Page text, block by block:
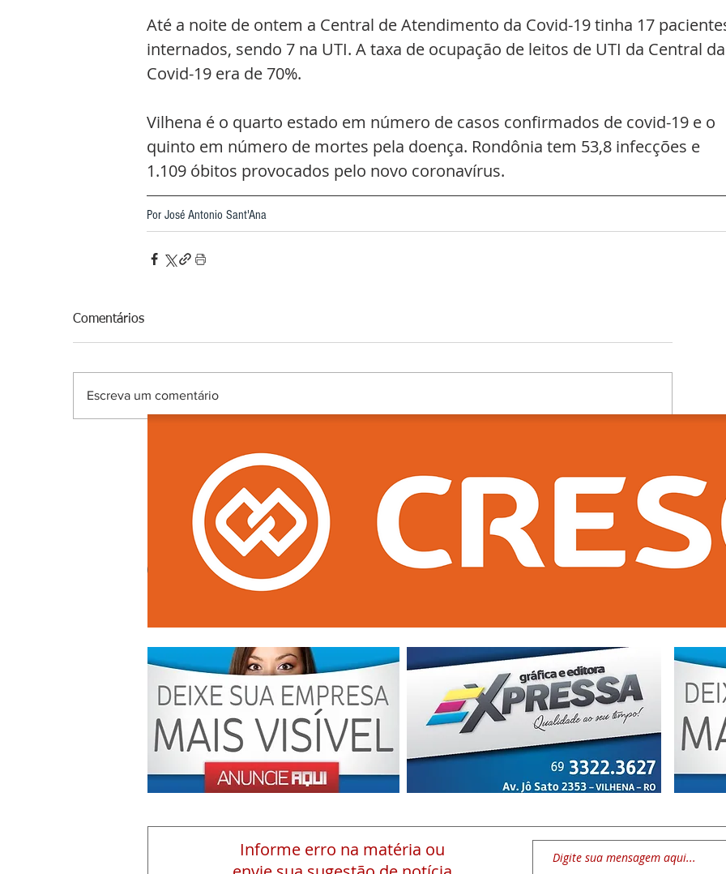
Até a noite de ontem a Central de Atendimento da Covid-19 tinha 17
internados, sendo 7 na UTI. A taxa de ocupação de leitos de UTI da Central
Covid-19 era de 70%.
Vilhena é o quarto estado em número de casos confirmados de covid-19 e o
quinto em número de mortes pela doença. Rondônia tem 53,8 infecções e
1.109 óbitos provocados pelo novo coronavírus.
Por José Antonio Sant'Ana
Comentários
Escreva um comentário
Informe erro na matéria ou